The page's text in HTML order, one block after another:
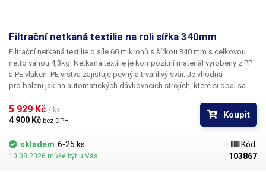
Filtrační netkaná textilie na roli sířka 340mm
Filtrační netkaná textilie o síle 60 mikronů s šířkou 340 mm s celkovou
netto váhou 4,3kg. Netkaná textilie je kompozitní materiál vyrobený z PP
a PE vláken. PE vrstva zajištuje pevný a trvanlivý svár. Je vhodná
pro balení jak na automatických dávkovacích strojích, které si obal samy
baličku s dávkovačem 10-800g ale lze jí použít také s jinými stroji v
případě použití 340mm násypníku. Textilii je možné použít také pro
Netkaná textilie jepropustná a odolná vůči vodě a teplotám od -40°C do
120°C a je vhodná na výrobu
louhovacích sáčku s čajem, kávových filtrů,
5 929 Kč / ks
4 900 Kč bez DPH
Koupit
skladem 6-25 ks
10.08.2026 může být u Vás
Kód:
103867